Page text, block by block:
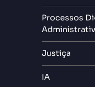
Processos
Justiça
IA